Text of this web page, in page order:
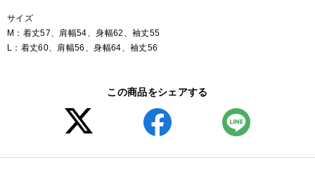
サイズ
M：着丈57、肩幅54、身幅62、袖丈55
L：着丈60、肩幅56、身幅64、袖丈56
この商品をシェアする